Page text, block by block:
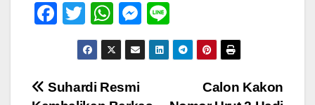
F
e
T
wi
tt
er
W
h
at
s
M
e
ss
n
e
Navigasi
Calon Kakon
Suhardi Resmi